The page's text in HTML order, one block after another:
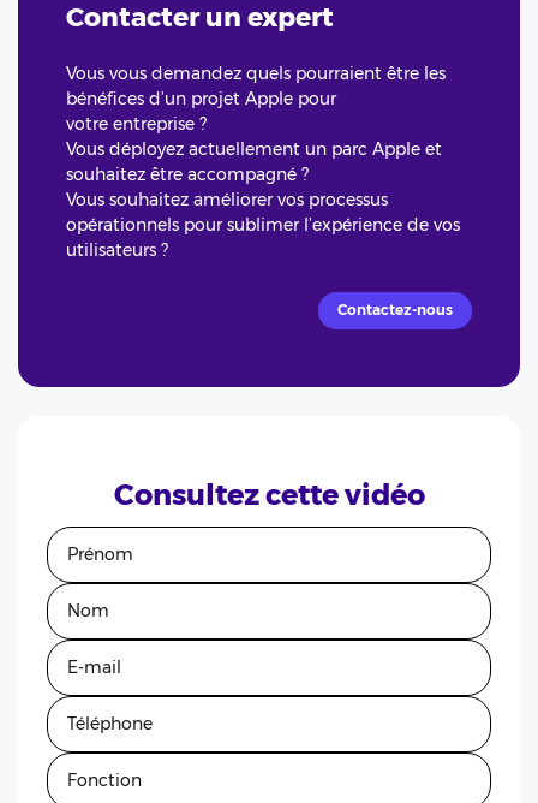
Contacter un expert
Vous vous demandez quels pourraient être les
bénéfices d’un projet Apple pour
votre entreprise ?
Vous déployez actuellement un parc Apple et
souhaitez être accompagné ?
Vous souhaitez améliorer vos processus
opérationnels pour sublimer l’expérience de vos
utilisateurs ?
Contactez-nous
Consultez cette vidéo